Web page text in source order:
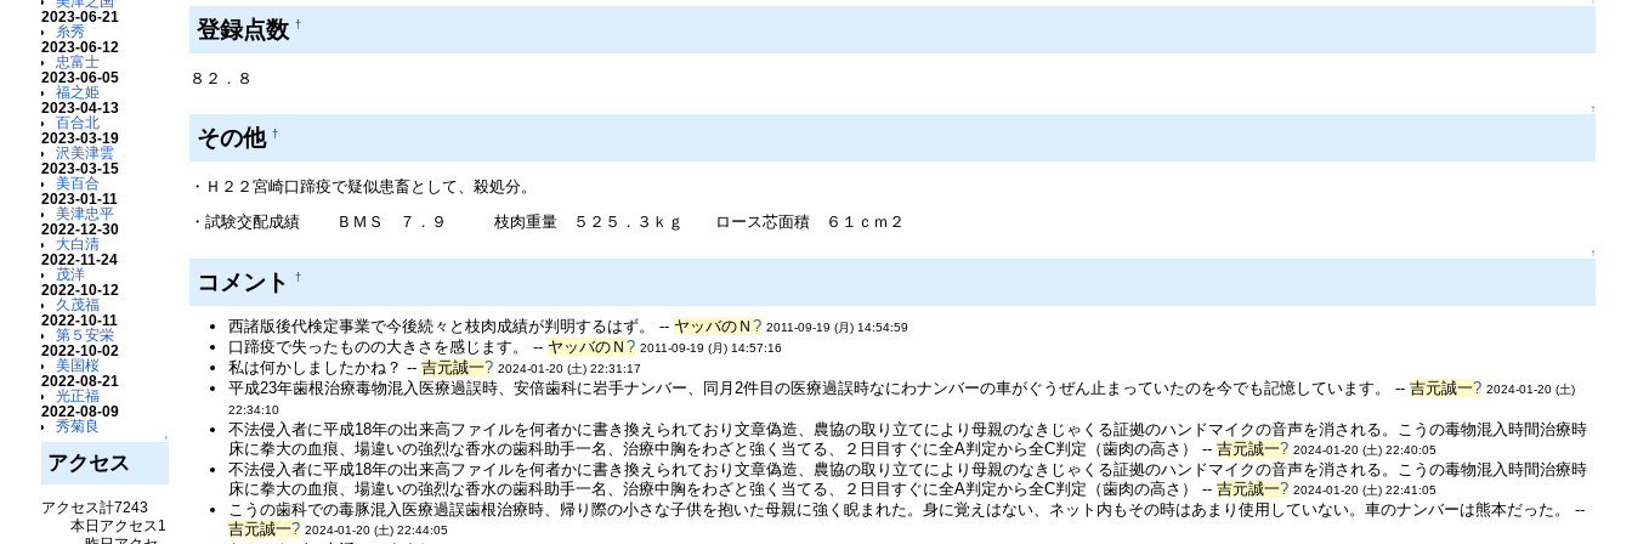
2023-06-21
糸秀
2023-06-12
忠富士
2023-06-05
福之姫
2023-04-13
百合北
2023-03-19
沢美津雲
2023-03-15
美百合
2023-01-11
美津忠平
2022-12-30
大白清
2022-11-24
茂洋
2022-10-12
久茂福
2022-10-11
第５安栄
2022-10-02
美国桜
2022-08-21
光正福
2022-08-09
秀菊良
↑
アクセス
アクセス計7243
本日アクセス1
登録点数†
８２．８
↑
その他†
・Ｈ２２宮崎口蹄疫で疑似患畜として、殺処分。
・試験交配成績 ＢＭＳ ７．９ 枝肉重量 ５２５．３ｋｇ ロース芯面積 ６１ｃｍ２
↑
コメント†
西諸版後代検定事業で今後続々と枝肉成績が判明するはず。 -- ヤッバのＮ? 2011-09-19 (月) 14:54:59
口蹄疫で失ったものの大きさを感じます。 -- ヤッバのＮ? 2011-09-19 (月) 14:57:16
私は何かしましたかね？ --吉元誠一? 2024-01-20 (土) 22:31:17
平成23年歯根治療毒物混入医療過誤時、安倍歯科に岩手ナンバー、同月2件目の医療過誤時なにわナンバーの車がぐうぜん止まっていたのを今でも記憶しています。 --吉元誠一? 2024-01-20 (土)
22:34:10
不法侵入者に平成18年の出来高ファイルを何者かに書き換えられており文章偽造、農協の取り立てにより母親のなきじゃくる証拠のハンドマイクの音声を消される。こうの毒物混入時間治療時
床に拳大の血痕、場違いの強烈な香水の歯科助手一名、治療中胸をわざと強く当てる、２日目すぐに全A判定から全C判定（歯肉の高さ） --吉元誠一? 2024-01-20 (土) 22:40:05
不法侵入者に平成18年の出来高ファイルを何者かに書き換えられており文章偽造、農協の取り立てにより母親のなきじゃくる証拠のハンドマイクの音声を消される。こうの毒物混入時間治療時
床に拳大の血痕、場違いの強烈な香水の歯科助手一名、治療中胸をわざと強く当てる、２日目すぐに全A判定から全C判定（歯肉の高さ） --吉元誠一? 2024-01-20 (土) 22:41:05
こうの歯科での毒豚混入医療過誤歯根治療時、帰り際の小さな子供を抱いた母親に強く睨まれた。身に覚えはない、ネット内もその時はあまり使用していない。車のナンバーは熊本だった。 --
吉元誠一? 2024-01-20 (土) 22:44:05